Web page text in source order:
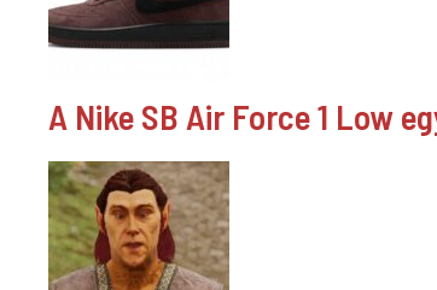
A Nike SB Air Force 1 Low